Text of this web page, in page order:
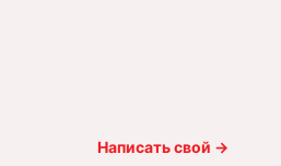
Написать свой →